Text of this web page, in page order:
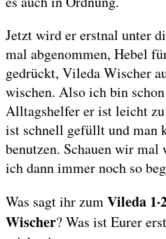
Jetzt wird er erstnal unter
mal abgenommen, Hebel
gedrückt, Vileda Wischer
wischen. Also ich bin
Alltagshelfer er ist leicht zu
ist schnell gefüllt und man
benutzen. Schauen wir mal
ich dann immer noch so
Was sagt ihr zumVileda
Wischer? Was ist Eurer